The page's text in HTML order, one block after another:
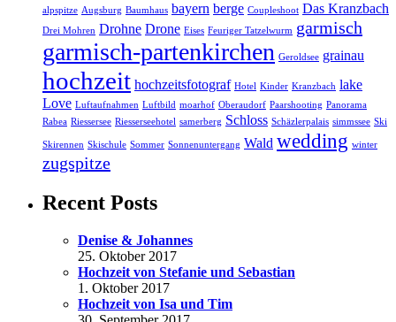
alpspitze Augsburg Baumhaus bayern berge Coupleshoot Das Kranzbach
Drei Mohren Drohne Drone Eises Feuriger Tatzelwurm garmisch
garmisch-partenkirchen Geroldsee grainau
hochzeit hochzeitsfotograf Hotel Kinder Kranzbach lake
Love Luftaufnahmen Luftbild moarhof Oberaudorf Paarshooting Panorama
Rabea Riessersee Riesserseehotel samerberg Schloss Schäzlerpalais simmssee Ski
Skirennen Skischule Sommer Sonnenuntergang Wald wedding winter
zugspitze
Recent Posts
Denise & Johannes
25. Oktober 2017
Hochzeit von Stefanie und Sebastian
1. Oktober 2017
Hochzeit von Isa und Tim